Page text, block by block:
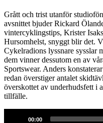
Grått och trist utanför
avsnittet bjuder Rickard
vintercyklingstips, Krister
Hursomhelst, snyggt blir det.
Cykelradions lyssnare sysslar
dem vinner dessutom en av
Sportswear. Anders
redan överstiger antalet
överskottet av underhudsfett i
tillfälle.
00:00